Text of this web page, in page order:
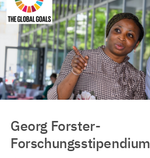
Georg Forster-
Forschungsstipendium